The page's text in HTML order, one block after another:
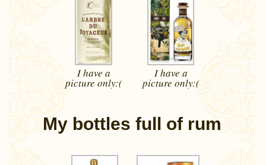
I have a
picture only:(
I have a
picture only:(
My bottles full of rum